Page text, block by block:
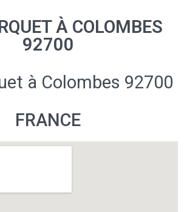
À COLOMBES
92700
à Colombes 92700
FRANCE